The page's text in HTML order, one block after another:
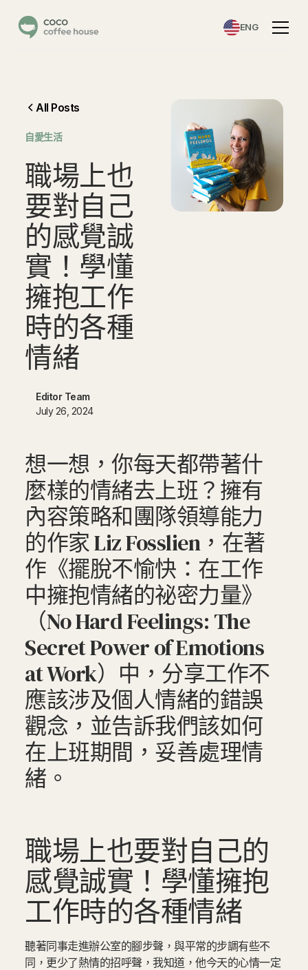
ENG
All Posts
自愛生活
職場上也
要對自 己
的感覺誠
實 ！ 學懂
擁抱工作
時的各種
情緒
Editor Team
July 26, 2024
想一想，你每天都帶著什
麼樣的情緒去上班？擁有
內容策略和團隊領導能力
的作家 Liz Fosslien，在著
作《擺脫不愉快：在工作
中擁抱情緒的祕密力量》
（No Hard Feelings: The
Secret Power of Emotions
at Work）中，分享工作不
應該涉及個人情緒的錯誤
觀念，並告訴我們該如何
在上班期間，妥善處理情
緒。
職場上也要對自己的
感覺誠實！學懂擁抱
工作時的各種情緒
聽著同事走進辦公室的腳步聲，與平常的步調有些不
同，更少了熱情的招呼聲，我知道，他今天的心情一定